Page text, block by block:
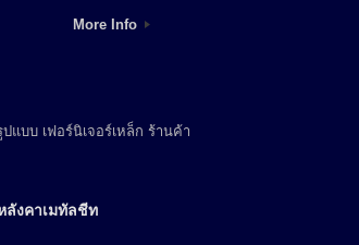
More Info
บบ เฟอร์นิเจอร์เหล็ก ร้านค้า
ลังคาเมทัลชีท